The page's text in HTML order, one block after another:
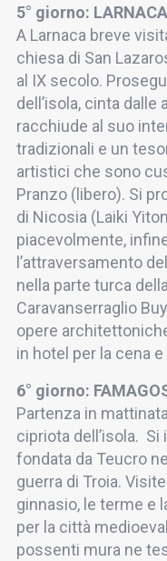
5° giorno:
A Larnaca breve
chiesa di San
al IX secolo.
dell’isola, cinta dalle
racchiude al suo
tradizionali e un
artistici che sono
Pranzo (libero). Si
di Nicosia (Laiki
piacevolmente,
l’attraversamento
nella parte turca
Caravanserraglio
opere
in hotel per la cena
6° giorno:
Partenza in
cipriota dell’isola.
fondata da Teucro
guerra di Troia.
ginnasio, le terme e
per la città
possenti mura ne